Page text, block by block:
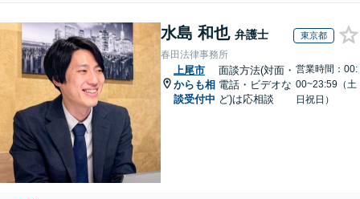
水島 和也 弁護士 東京都
春田法律事務所
上尾市
からも相
談受付中
面談方法(対面・
電話・ビデオな
ど)は応相談
営業時間：00:
00~23:59（土
日祝日）